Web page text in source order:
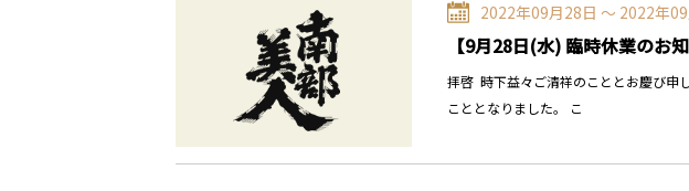
2022年09月28日 〜 2022年
【9月28日(水) 臨時休業のお知
拝啓 時下益々ご清祥のこととお慶び申
こととなりました。 こ